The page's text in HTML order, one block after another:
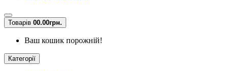
Товарів 00.00грн.
Ваш кошик порожній!
Категорії